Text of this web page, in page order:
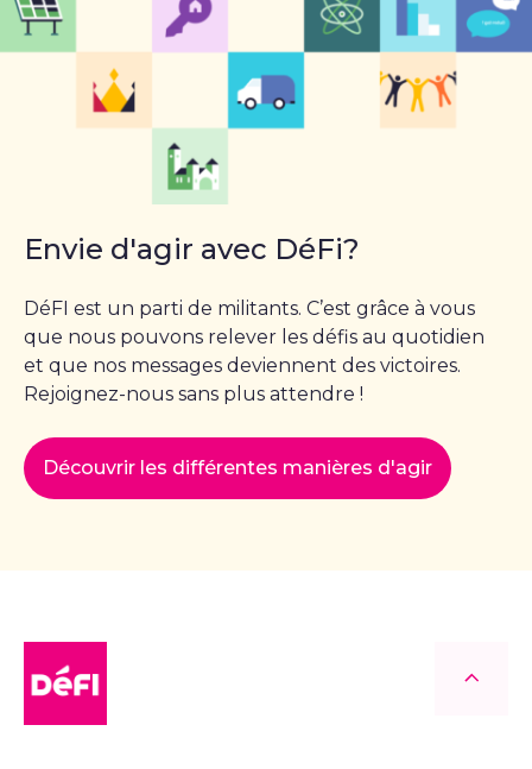
Envie d'agir avec DéFi?
DéFI est un parti de militants. C’est grâce à vous
que nous pouvons relever les défis au quotidien
et que nos messages deviennent des victoires.
Rejoignez-nous sans plus attendre !
Découvrir les différentes manières d'agir